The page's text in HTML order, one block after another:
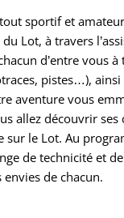
sportif et
Lot, à travers
d’entre vous
pistes…),
aventure vous
allez découvrir ses
sur le Lot. Au
de technicité et
de chacun.